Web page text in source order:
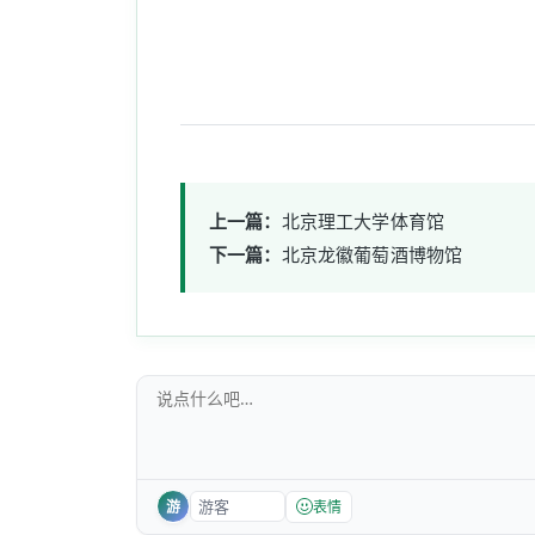
上一篇： 北京理工大学体育馆
下一篇： 北京龙徽葡萄酒博物馆
游 表情